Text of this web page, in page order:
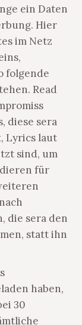
ein Daten
Hier
im Netz
folgende
Read
diese sera
Lyrics laut
sind, um
für
die sera den
statt ihn
haben,
30